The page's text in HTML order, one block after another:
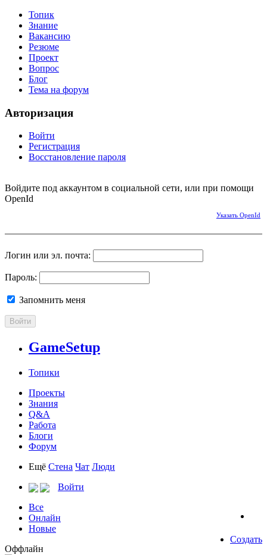
Топик
Знание
Вакансию
Резюме
Проект
Вопрос
Блог
Тема на форум
Авторизация
Войти
Регистрация
Восстановление пароля
Войдите под аккаунтом в социальной сети, или при помощи
OpenId
Указать OpenId
Логин или эл. почта:
Пароль:
Запомнить меня
Войти
GameSetup
Топики
Проекты
Знания
Q&A
Работа
Блоги
Форум
Ещё Стена Чат Люди
Войти
Все
Онлайн
Новые
Создать
Оффлайн